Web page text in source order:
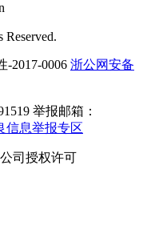
-2017-0006 浙公网安备
举报邮箱：
信息举报专区
司授权许可